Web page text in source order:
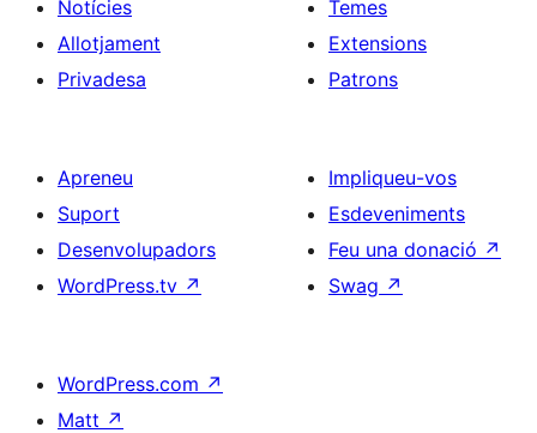
Notícies
Allotjament
Privadesa
Temes
Extensions
Patrons
Apreneu
Suport
Desenvolupadors
WordPress.tv ↗
Impliqueu-vos
Esdeveniments
Feu una donació ↗
Swag ↗
WordPress.com ↗
Matt ↗